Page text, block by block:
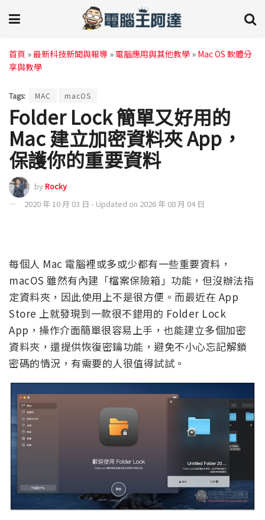
首頁 »最新科技新聞與報導 » 電腦應用與其他教學 » Mac OS 軟體分
享與教學
Tags: MAC macOS
Folder Lock 簡單又好用的
Mac 建立加密資料夾 App，
保護你的重要資料
byRocky
2020 年 10 月 03 日 - Updated on 2026 年 08 月 04 日
每個人 Mac 電腦裡或多或少都有一些重要資料，
macOS 雖然有內建「檔案保險箱」功能，但沒辦法指
定資料夾，因此使用上不是很方便。而最近在 App
Store 上就發現到一款很不錯用的 Folder Lock
App，操作介面簡單很容易上手，也能建立多個加密
資料夾，還提供恢復密鑰功能，避免不小心忘記解鎖
密碼的情況，有需要的人很值得試試。